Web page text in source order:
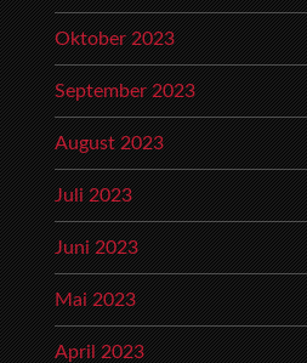
Oktober 2023
September 2023
August 2023
Juli 2023
Juni 2023
Mai 2023
April 2023